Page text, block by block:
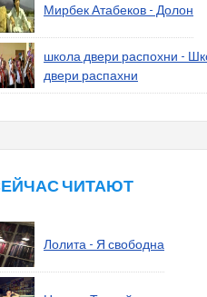
Мирбек Атабеков - Долон
школа двери распохни -
двери распахни
ЧИТАЮТ
Лолита - Я свободна